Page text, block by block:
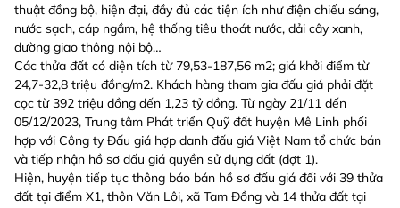
thuật đồng bộ, hiện đại, đầy đủ các tiện ích như điện chiếu sáng,
nước sạch, cáp ngầm, hệ thống tiêu thoát nước, dải cây xanh,
đường giao thông nội bộ…
Các thửa đất có diện tích từ 79,53-187,56 m2; giá khởi điểm từ
24,7-32,8 triệu đồng/m2. Khách hàng tham gia đấu giá phải đặt
cọc từ 392 triệu đồng đến 1,23 tỷ đồng. Từ ngày 21/11 đến
05/12/2023, Trung tâm Phát triển Quỹ đất huyện Mê Linh phối
hợp với Công ty Đấu giá hợp danh đấu giá Việt Nam tổ chức bán
và tiếp nhận hồ sơ đấu giá quyền sử dụng đất (đợt 1).
Hiện, huyện tiếp tục thông báo bán hồ sơ đấu giá đối với 39 thửa
đất tại điểm X1, thôn Văn Lôi, xã Tam Đồng và 14 thửa đất tại